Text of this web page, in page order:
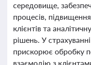
середовище,
процесів,
клієнтів та
рішень. У
прискорює обробку
взаємодію з